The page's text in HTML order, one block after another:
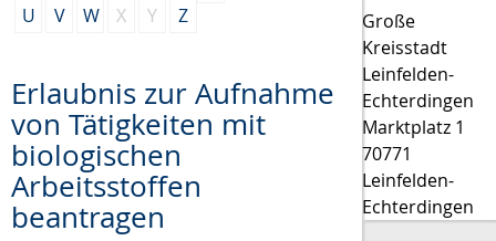
U
V W X Y Z
Erlaubnis zur Aufnahme
von Tätigkeiten mit
biologischen
Arbeitsstoffen
beantragen
Große
Kreisstadt
Leinfelden-
Echterdingen
Marktplatz 1
70771
Leinfelden-
Echterdingen